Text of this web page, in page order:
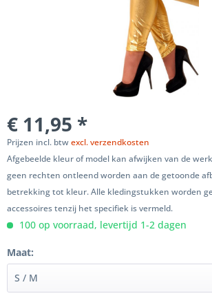
€ 11,95 *
Prijzen incl. btwexcl. verzendkosten
Afgebeelde kleur of model kan afwijken van de
geen rechten ontleend worden aan de getoonde
betrekking tot kleur. Alle kledingstukken worden
accessoires tenzij het specifiek is vermeld.
100 op voorraad, levertijd 1-2 dagen
Maat: